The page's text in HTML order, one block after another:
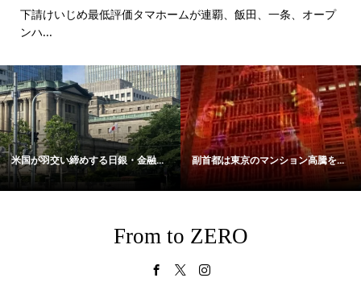
下請けいじめ最低評価タマホームが連覇、飯田、一条、オープ
ンハ...
米国が羽交い締めする日銀・金融... 副首都は東京のマンション高騰を...
From to ZERO